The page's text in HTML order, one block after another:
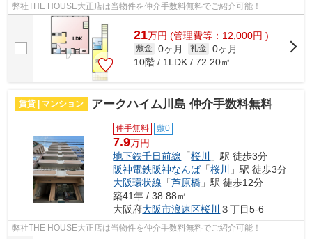
弊社THE HOUSE大正店は当物件を仲介手数料無料でご紹介可能！
21万円 (管理費等：12,000円 )
敷金 0ヶ月 礼金 0ヶ月
10階 / 1LDK / 72.20㎡
賃貸 | マンション アークハイム川島 仲介手数料無料
仲手無料 敷0
7.9万円
地下鉄千日前線 「桜川
」駅 徒歩3分
阪神電鉄阪神なんば「桜川
」駅 徒歩3分
大阪環状線 「芦原橋 」駅 徒歩12分
築41年 / 38.88㎡
大阪府大阪市浪速区桜川 ３丁目5-6
弊社THE HOUSE大正店は当物件を仲介手数料無料でご紹介可能！